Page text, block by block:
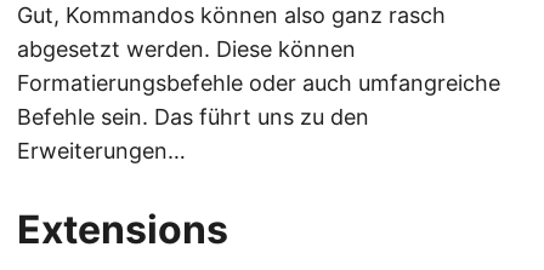
Gut, Kommandos können also ganz rasch
abgesetzt werden. Diese können
Formatierungsbefehle oder auch umfangreiche
Befehle sein. Das führt uns zu den
Erweiterungen…
Extensions